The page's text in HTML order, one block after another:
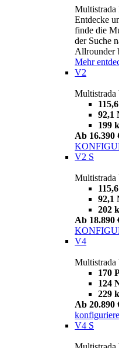
Multistrada
Entdecke
finde die
der Suche
Allrounder
Mehr
V2
Multistrada
92,1
199
Ab 16.390
V2 S
Multistrada
92,1
202
Ab 18.890
V4
Multistrada
170
124
229
Ab 20.890
V4 S